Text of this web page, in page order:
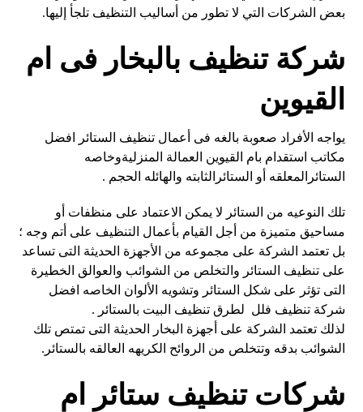
بعض الشركات التي لا تطور من أساليب التنظيف تلجأ إليها.
شركة تنظيف بالبخار فى ام
القيوين
يواجه الأفراد صعوبة بالغه فى أعمال تنظيف الستائر افضل
مكاتب استقدام بام القيوين العمالة المنزليةوخاصه
الستائرالمعلقه أو الستائرالثابته والهائله الحجم .
تلك النوعيه من الستائر لا يمكن الاعتماد على منظفات أو
مساحيق متميزة من أجل القيام بأعمال التنظيف على أتم وجه ؛
بل تعتمد الشركة على مجموعه من الأجهزة الحديثة التى تساعد
على تنظيف الستائر والتخلص من الشوائب والعوالق الخطيرة
التى تؤثر على شكل الستائر وتشويه الألوان الخاصه افضل
شركة تنظيف فلل لطرق تنظيف البيت بالستائر .
لذلك تعتمد الشركة على أجهزة البخار الحديثة التى تمتص تلك
الشوائب بدقه وتتخلص من الروائح الكريهه العالقه بالستائر.
شركات تنظيف ستائر ام